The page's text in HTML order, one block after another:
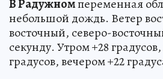
В Радужномпеременная
небольшой дождь. Ветер
восточный, северо-
секунду. Утром +28
градусов, вечером +22